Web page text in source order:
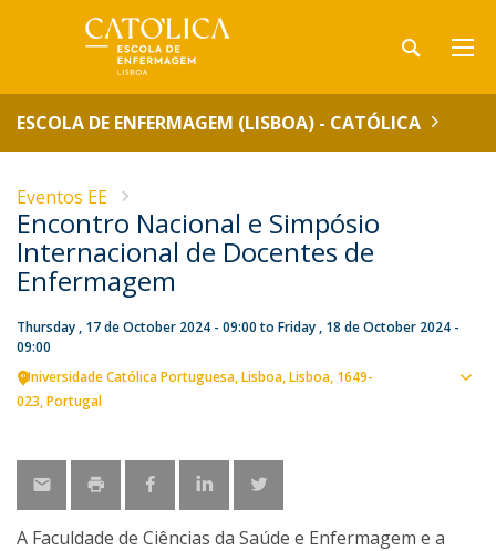
ESCOLA DE ENFERMAGEM (LISBOA) - CATÓLICA
Eventos EE
Encontro Nacional e Simpósio
Internacional de Docentes de
Enfermagem
Thursday , 17 de October 2024 - 09:00to Friday , 18 de October 2024 -
09:00
Universidade Católica Portuguesa Lisboa Lisboa 1649-
023 Portugal
A Faculdade de Ciências da Saúde e Enfermagem e a